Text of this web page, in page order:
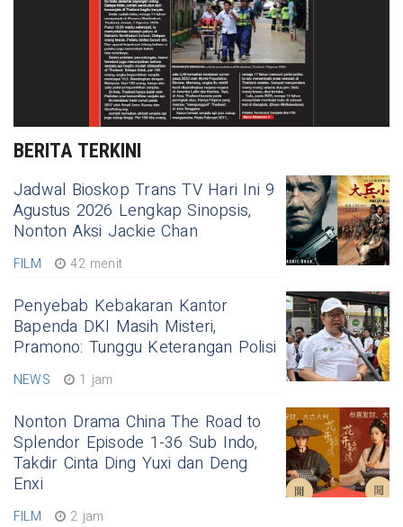
BERITA TERKINI
Jadwal Bioskop Trans TV Hari Ini 9
Agustus 2026 Lengkap Sinopsis,
Nonton Aksi Jackie Chan
FILM 42 menit
Penyebab Kebakaran Kantor
Bapenda DKI Masih Misteri,
Pramono: Tunggu Keterangan Polisi
NEWS 1 jam
Nonton Drama China The Road to
Splendor Episode 1-36 Sub Indo,
Takdir Cinta Ding Yuxi dan Deng
Enxi
FILM 2 jam